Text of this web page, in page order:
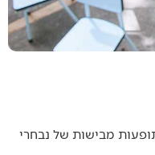
מבישות של נבחרי